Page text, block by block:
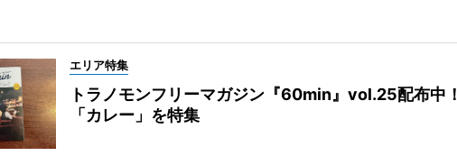
エリア特集
トラノモンフリーマガジン『60min』vol.25配布中！
「カレー」を特集